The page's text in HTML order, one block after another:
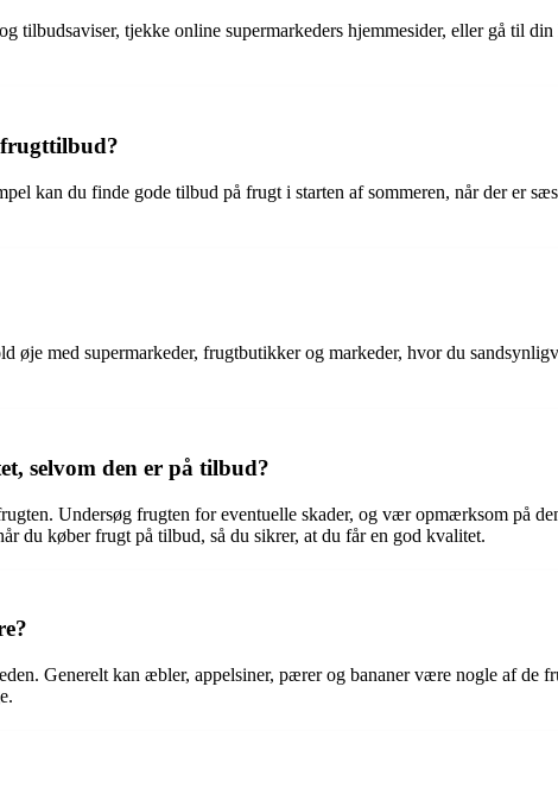
tilbudsaviser, tjekke online supermarkeders hjemmesider, eller gå til
kan du finde gode tilbud på frugt i starten af sommeren, når der er
øje med supermarkeder, frugtbutikker og markeder, hvor du
selvom den er på tilbud?
Undersøg frugten for eventuelle skader, og vær opmærksom på
du køber frugt på tilbud, så du sikrer, at du får en god kvalitet.
Generelt kan æbler, appelsiner, pærer og bananer være nogle af de